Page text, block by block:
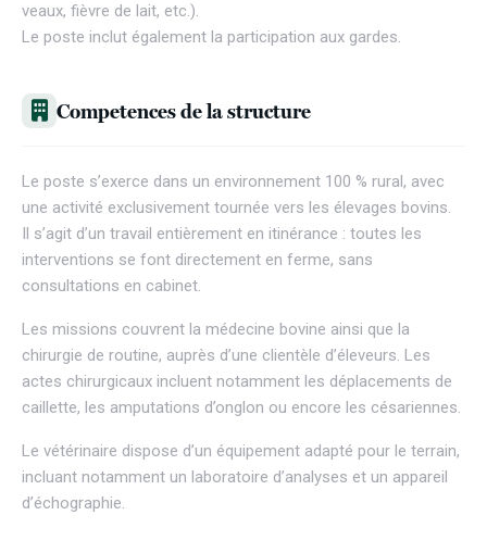
veaux, fièvre de lait, etc.).
Le poste inclut également la participation aux gardes.
Competences de la structure
Le poste s’exerce dans un environnement 100 % rural, avec
une activité exclusivement tournée vers les élevages bovins.
Il s’agit d’un travail entièrement en itinérance : toutes les
interventions se font directement en ferme, sans
consultations en cabinet.
Les missions couvrent la médecine bovine ainsi que la
chirurgie de routine, auprès d’une clientèle d’éleveurs. Les
actes chirurgicaux incluent notamment les déplacements de
caillette, les amputations d’onglon ou encore les césariennes.
Le vétérinaire dispose d’un équipement adapté pour le terrain,
incluant notamment un laboratoire d’analyses et un appareil
d’échographie.